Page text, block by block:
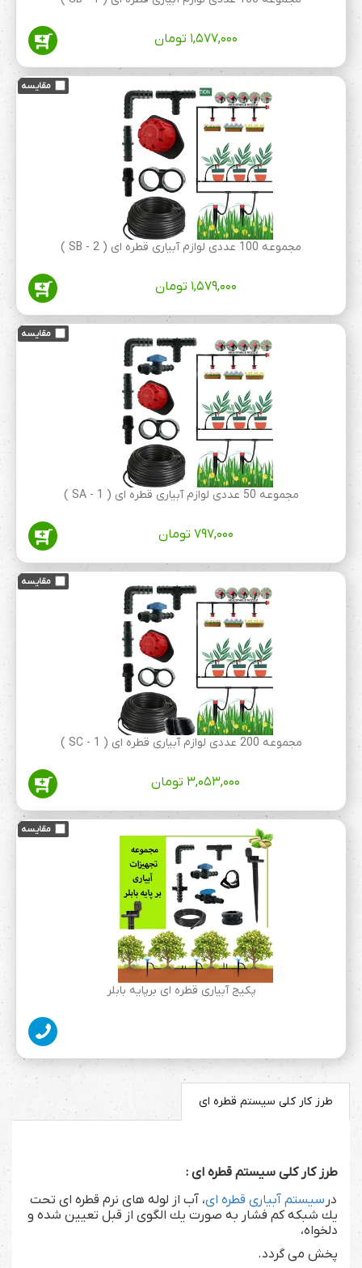
۱,۵۷۷,۰۰۰ تومان
مجموعه 100 عددی لوازم آبیاری قطره ای ( 2 - SB )
۱,۵۷۹,۰۰۰ تومان
مجموعه 50 عددی لوازم آبیاری قطره ای ( SA - 1 )
۷۹۷,۰۰۰ تومان
مجموعه 200 عددی لوازم آبیاری قطره ای ( 1 - SC )
۳,۰۵۳,۰۰۰ تومان
پکیج آبیاری قطره ای برپایه بابلر
طرز كار كلی سیستم قطره ای
طرز كار كلی سیستم قطره ای :
در سیستم آبیاری قطره ای، آب از لوله های نرم قطره ای تحت
یك شبكه كم فشار به صورت یك الگوی از قبل تعیین شده و
دلخواه،
پخش می گردد.